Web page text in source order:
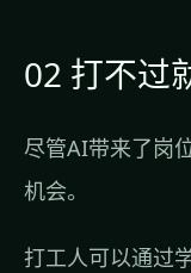
02 打不过
尽管AI带来了岗
机会。
打工人可以通过